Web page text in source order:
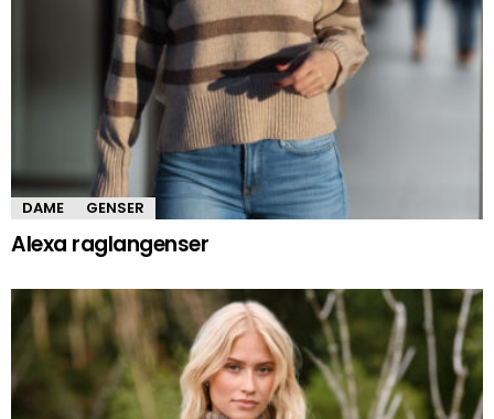
DAME GENSER
Alexa raglangenser